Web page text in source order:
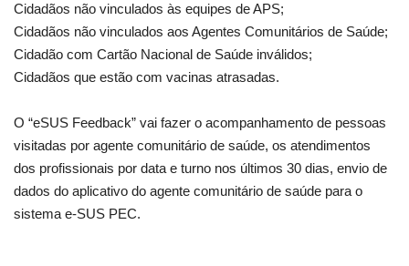
Cidadãos não vinculados às equipes de APS;
Cidadãos não vinculados aos Agentes Comunitários de Saúde;
Cidadão com Cartão Nacional de Saúde inválidos;
Cidadãos que estão com vacinas atrasadas.
O “eSUS Feedback” vai fazer o acompanhamento de pessoas
visitadas por agente comunitário de saúde, os atendimentos
dos profissionais por data e turno nos últimos 30 dias, envio de
dados do aplicativo do agente comunitário de saúde para o
sistema e-SUS PEC.